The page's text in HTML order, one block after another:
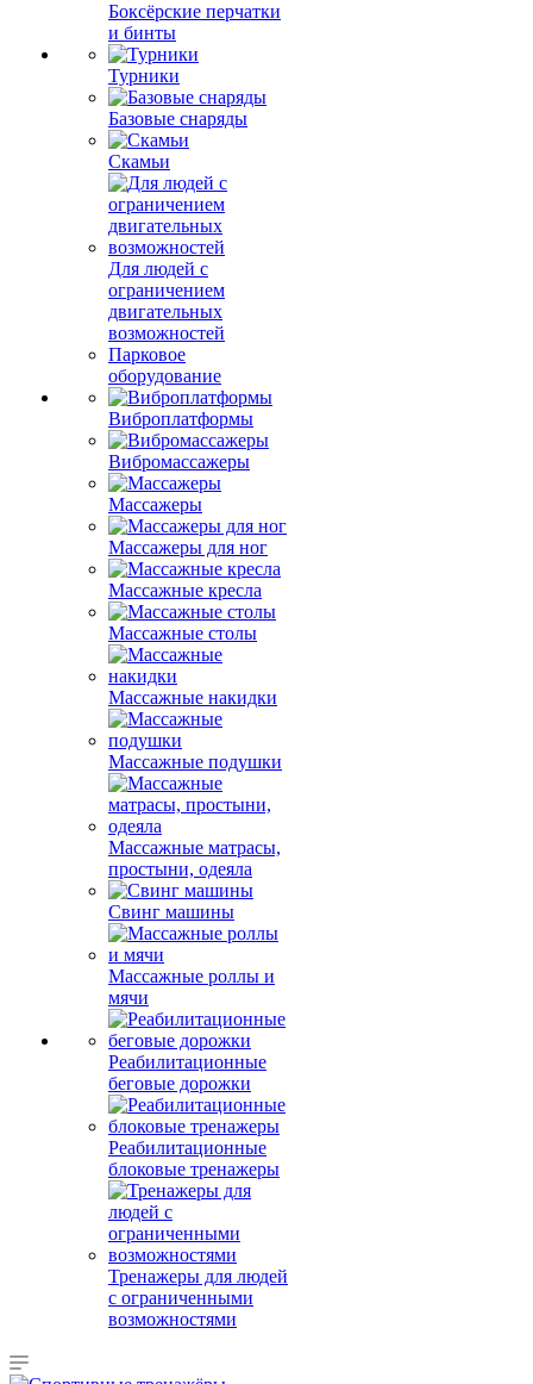
Боксёрские перчатки
и бинты
Турники
Базовые снаряды
Скамьи
Для людей с
ограничением
двигательных
возможностей
Парковое
оборудование
Виброплатформы
Вибромассажеры
Массажеры
Массажеры для ног
Массажные кресла
Массажные столы
Массажные накидки
Массажные подушки
Массажные матрасы,
простыни, одеяла
Свинг машины
Массажные роллы и
мячи
Реабилитационные
беговые дорожки
Реабилитационные
блоковые тренажеры
Тренажеры для людей
с ограниченными
возможностями